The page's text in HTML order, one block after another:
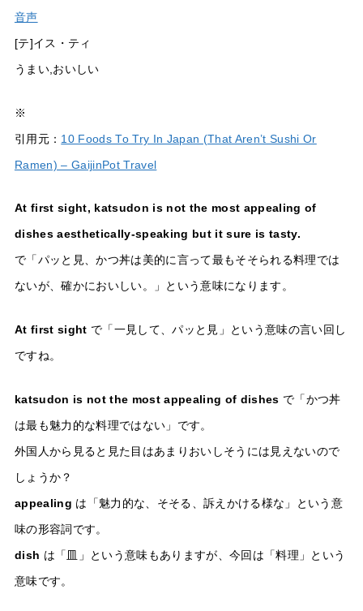
音声
[テ]イス・ティ
うまい,おいしい
※
引用元： 10 Foods To Try In Japan (That Aren’t Sushi Or
Ramen) – GaijinPot Travel
At first sight, katsudon is not the most appealing of
dishes aesthetically-speaking but it sure is tasty.
で「パッと見、かつ丼は美的に言って最もそそられる料理では
ないが、確かにおいしい。」という意味になります。
At first sight で「一見して、パッと見」という意味の言い回し
ですね。
katsudon is not the most appealing of dishes で「かつ丼
は最も魅力的な料理ではない」です。
外国人から見ると見た目はあまりおいしそうには見えないので
しょうか？
appealing は「魅力的な、そそる、訴えかける様な」という意
味の形容詞です。
dish は「皿」という意味もありますが、今回は「料理」という
意味です。